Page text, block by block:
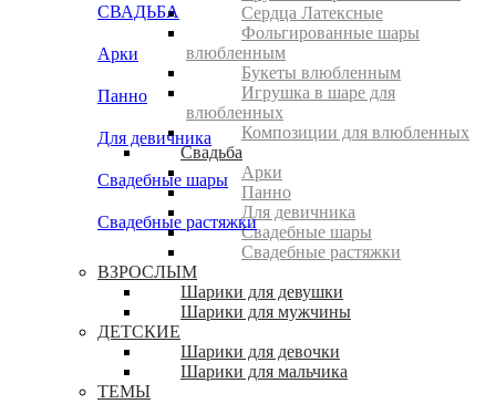
СВАДЬБА
Арки
Панно
Для девичника
Свадебные шары
Свадебные растяжки
Сердца Латексные
Фольгированные шары
влюбленным
Букеты влюбленным
Игрушка в шаре для
влюбленных
Композиции для влюбленных
Свадьба
Арки
Панно
Для девичника
Свадебные шары
Свадебные растяжки
ВЗРОСЛЫМ
Шарики для девушки
Шарики для мужчины
ДЕТСКИЕ
Шарики для девочки
Шарики для мальчика
ТЕМЫ